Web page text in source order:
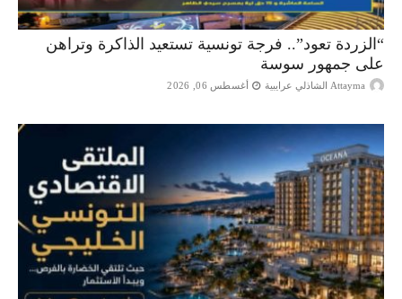
“الزردة تعود”.. فرجة تونسية تستعيد الذاكرة وتراهن
على جمهور سوسة
Attayma الشاذلي عرايبية أغسطس 06, 2026